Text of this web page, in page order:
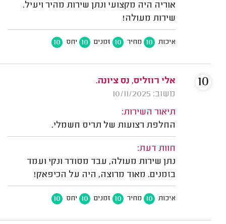
אוריה היה מקצועי ונתן שירות מהיר ויעיל.
שירות מעולה!
איכות 10 מחיר 10 זמנים 10 יחס 10
אלי רוזליס, נס ציונה.
משוב: 10/11/2025
תיאור השירות:
החלפת רצועות של תריס חשמלי.
חוות דעת:
נתן שירות מעולה, עבד מסודר ונקי ועמד
בזמנים. מאוד מרוצה, היה על הכיפאק!
איכות 10 מחיר 10 זמנים 10 יחס 10
10